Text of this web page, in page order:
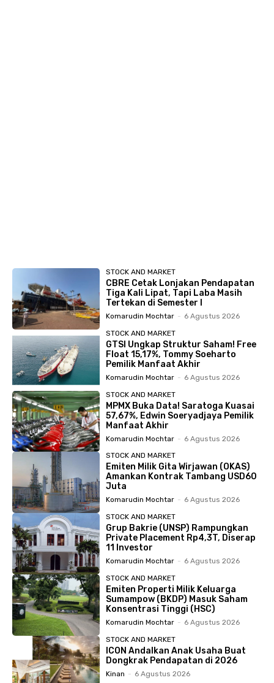
STOCK AND MARKET
CBRE Cetak Lonjakan Pendapatan
Tiga Kali Lipat, Tapi Laba Masih
Tertekan di Semester I
Komarudin Mochtar - 6 Agustus 2026
STOCK AND MARKET
GTSI Ungkap Struktur Saham! Free
Float 15,17%, Tommy Soeharto
Pemilik Manfaat Akhir
Komarudin Mochtar - 6 Agustus 2026
STOCK AND MARKET
MPMX Buka Data! Saratoga Kuasai
57,67%, Edwin Soeryadjaya Pemilik
Manfaat Akhir
Komarudin Mochtar - 6 Agustus 2026
STOCK AND MARKET
Emiten Milik Gita Wirjawan (OKAS)
Amankan Kontrak Tambang USD60
Juta
Komarudin Mochtar - 6 Agustus 2026
STOCK AND MARKET
Grup Bakrie (UNSP) Rampungkan
Private Placement Rp4,3T, Diserap
11 Investor
Komarudin Mochtar - 6 Agustus 2026
STOCK AND MARKET
Emiten Properti Milik Keluarga
Sumampow (BKDP) Masuk Saham
Konsentrasi Tinggi (HSC)
Komarudin Mochtar - 6 Agustus 2026
STOCK AND MARKET
ICON Andalkan Anak Usaha Buat
Dongkrak Pendapatan di 2026
Kinan - 6 Agustus 2026